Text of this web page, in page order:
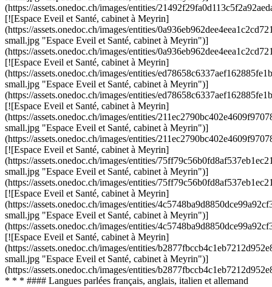
(https://assets.onedoc.ch/images/entities/
[![Espace Eveil et Santé, cabinet à Meyrin]
(https://assets.onedoc.ch/images/entities/
small.jpg "Espace Eveil et Santé, cabinet à Meyrin")]
(https://assets.onedoc.ch/images/entities/
[![Espace Eveil et Santé, cabinet à Meyrin]
(https://assets.onedoc.ch/images/entities/
small.jpg "Espace Eveil et Santé, cabinet à Meyrin")]
(https://assets.onedoc.ch/images/entities/
[![Espace Eveil et Santé, cabinet à Meyrin]
(https://assets.onedoc.ch/images/entities/
small.jpg "Espace Eveil et Santé, cabinet à Meyrin")]
(https://assets.onedoc.ch/images/entities/
[![Espace Eveil et Santé, cabinet à Meyrin]
(https://assets.onedoc.ch/images/entities/
small.jpg "Espace Eveil et Santé, cabinet à Meyrin")]
(https://assets.onedoc.ch/images/entities/
[![Espace Eveil et Santé, cabinet à Meyrin]
(https://assets.onedoc.ch/images/entities/
small.jpg "Espace Eveil et Santé, cabinet à Meyrin")]
(https://assets.onedoc.ch/images/entities/
[![Espace Eveil et Santé, cabinet à Meyrin]
(https://assets.onedoc.ch/images/entities/
small.jpg "Espace Eveil et Santé, cabinet à Meyrin")]
(https://assets.onedoc.ch/images/entities/
* * * #### Langues parlées français, anglais, italien et allemand